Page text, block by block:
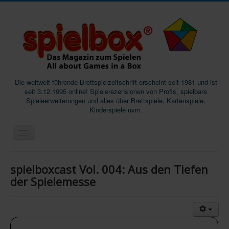
Die weltweit führende Brettspielzeitschrift erscheint seit 1981 und ist
seit 3.12.1995 online! Spielerezensionen von Profis, spielbare
Spieleerweiterungen und alles über Brettspiele, Kartenspiele,
Kinderspiele uvm.
Magazine
spielboxcast Vol. 004: Aus den Tiefen
der Spielemesse